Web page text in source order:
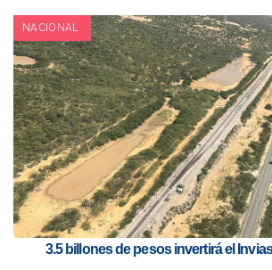
NACIONAL
3.5 billones de pesos invertirá el